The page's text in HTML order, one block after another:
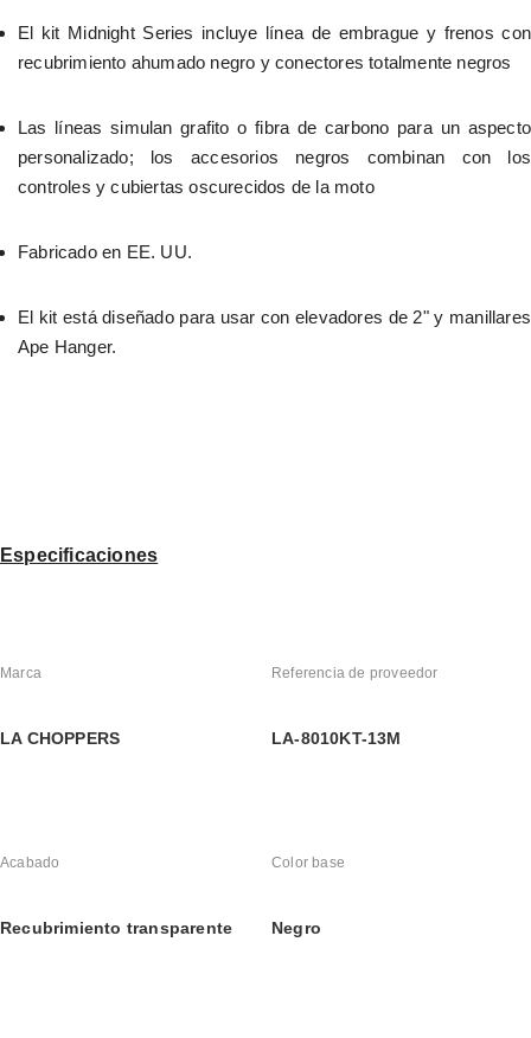
El kit Midnight Series incluye línea de embrague y frenos con
recubrimiento ahumado negro y conectores totalmente negros
Las líneas simulan grafito o fibra de carbono para un aspecto
personalizado; los accesorios negros combinan con los
controles y cubiertas oscurecidos de la moto
Fabricado en EE. UU.
El kit está diseñado para usar con elevadores de 2" y manillares
Ape Hanger.
Especificaciones
Marca
LA CHOPPERS
Referencia de proveedor
LA-8010KT-13M
Acabado
Recubrimiento transparente
Color base
Negro